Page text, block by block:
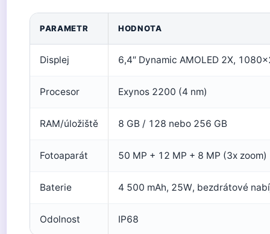
PARAMETR HODNOTA
Displej 6,4″ Dynamic AMOLED 2X,
Procesor Exynos 2200 (4 nm)
RAM/úložiště 8 GB / 128 nebo 256 GB
Fotoaparát 50 MP + 12 MP + 8 MP (3x zoom)
Baterie 4 500 mAh, 25W, bezdrátové
Odolnost IP68